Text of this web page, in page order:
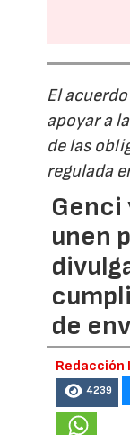
El
apoyar a
de las
regulada
Genci
unen
de
Redacción
4239